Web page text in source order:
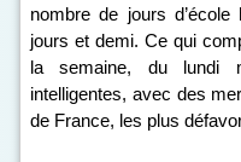
nombre de jours
jours et demi. Ce qui
la semaine, du lundi
intelligentes, avec des
de France, les plus